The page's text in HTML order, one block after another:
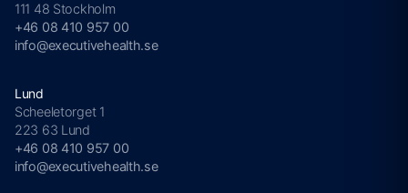
111 48 Stockholm
+46 08 410 957 00
info@executivehealth.se
Lund
Scheeletorget 1
223 63 Lund
+46 08 410 957 00
info@executivehealth.se